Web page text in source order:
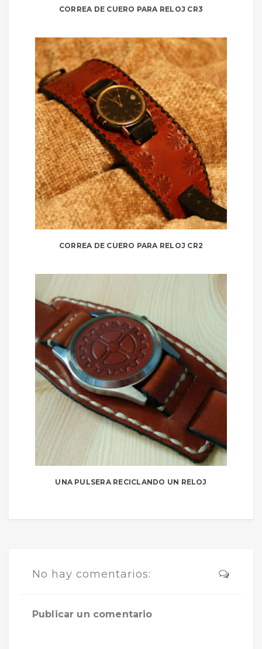
CORREA DE CUERO PARA RELOJ CR3
CORREA DE CUERO PARA RELOJ CR2
UNA PULSERA RECICLANDO UN RELOJ
No hay comentarios:
Publicar un comentario